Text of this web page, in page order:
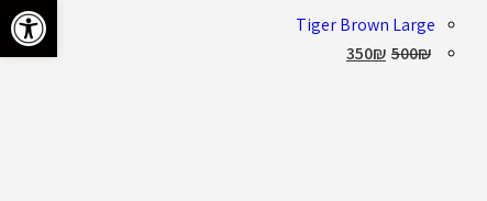
Tiger Brown Large
500₪
350₪
פתח